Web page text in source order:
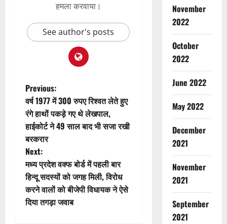
हमला करवाया।
See author's posts
Previous:
वर्ष 1977 में 300 रुपए रिश्वत लेते हुए
रंगे हाथों पकड़े गए थे लेखपाल,
हाईकोर्ट ने 49 साल बाद भी सजा रखी
बरकरार
Next:
मध्य प्रदेश वक्फ बोर्ड में पहली बार
हिन्दू सदस्यों को जगह मिली, विरोध
करने वालों को बीजेपी विधायक ने ऐसे
दिया तगड़ा जवाब
November
2022
October
2022
June 2022
May 2022
December
2021
November
2021
September
2021